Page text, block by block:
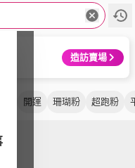
造訪賣場
開運 珊瑚粉 超跑粉